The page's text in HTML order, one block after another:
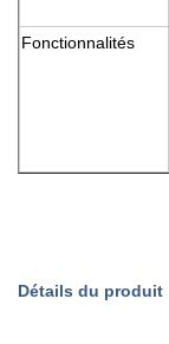
Fonctionnalités
Détails du produit